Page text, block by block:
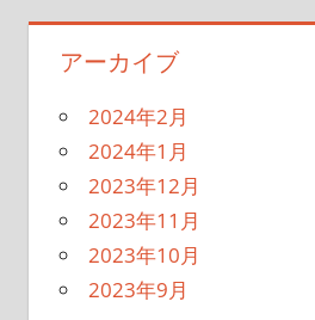
アーカイブ
2024年2月
2024年1月
2023年12月
2023年11月
2023年10月
2023年9月